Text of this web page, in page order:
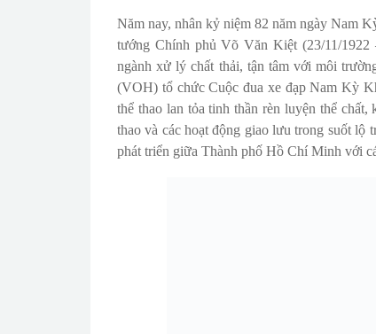
Năm nay, nhân kỷ niệm 82 năm ngày Nam
tướng Chính phủ Võ Văn Kiệt (23/11/1922
ngành xử lý chất thải, tận tâm với môi
(VOH) tổ chức Cuộc đua xe đạp Nam Kỳ
thể thao lan tỏa tinh thần rèn luyện thể
thao và các hoạt động giao lưu trong suốt lộ
phát triển giữa Thành phố Hồ Chí Minh với